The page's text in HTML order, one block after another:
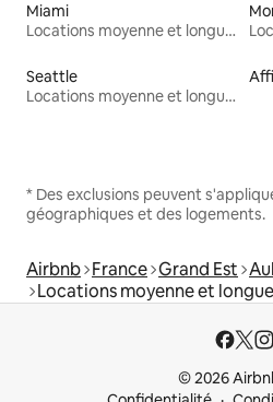
Miami
Locations moyenne et longue durée
Seattle
Locations moyenne et longue durée
* Des exclusions peuvent
géographiques et des logements.
Airbnb France Grand Est
Locations moyenne et
© 2026